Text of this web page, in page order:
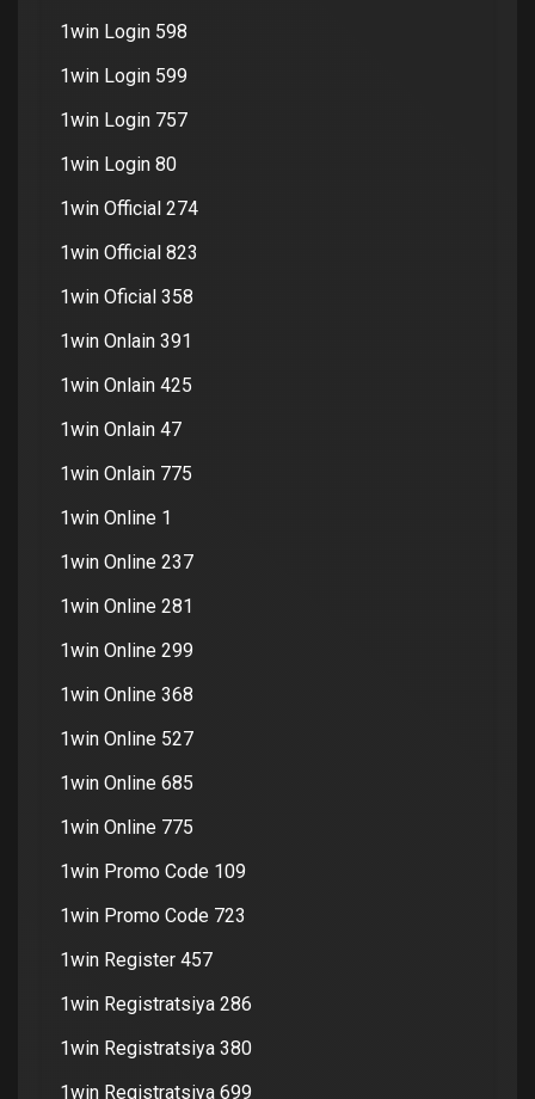
1win Login 598
1win Login 599
1win Login 757
1win Login 80
1win Official 274
1win Official 823
1win Oficial 358
1win Onlain 391
1win Onlain 425
1win Onlain 47
1win Onlain 775
1win Online 1
1win Online 237
1win Online 281
1win Online 299
1win Online 368
1win Online 527
1win Online 685
1win Online 775
1win Promo Code 109
1win Promo Code 723
1win Register 457
1win Registratsiya 286
1win Registratsiya 380
1win Registratsiya 699